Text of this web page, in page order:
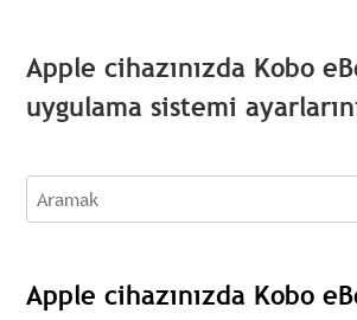
Apple cihazınızda Kobo
uygulama sistemi
Aramak
Apple cihazınızda Kobo